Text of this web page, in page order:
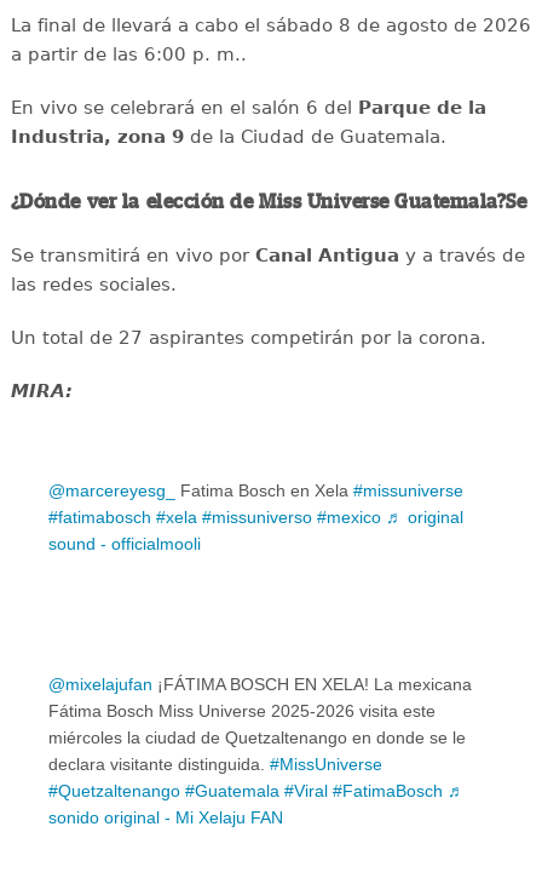
La final de llevará a cabo el sábado 8 de agosto de 2026
a partir de las 6:00 p. m..
En vivo se celebrará en el salón 6 del
Parque de la
Industria, zona 9de la Ciudad de Guatemala.
¿Dónde ver la elección de Miss Universe Guatemala?Se
Se transmitirá en vivo porCanal Antigua y a través de
las redes sociales.
Un total de 27 aspirantes competirán por la corona.
MIRA:
@marcereyesg_ Fatima Bosch en Xela #missuniverse
#fatimabosch #xela #missuniverso #mexico ♬ original
sound - officialmooli
@mixelajufan ¡FÁTIMA BOSCH EN XELA! La mexicana
Fátima Bosch Miss Universe 2025-2026 visita este
miércoles la ciudad de Quetzaltenango en donde se le
declara visitante distinguida. #MissUniverse
#Quetzaltenango #Guatemala #Viral #FatimaBosch ♬
sonido original - Mi Xelaju FAN